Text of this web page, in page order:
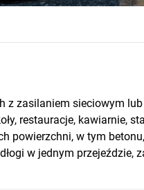
z zasilaniem sieciowym
restauracje, kawiarnie,
powierzchni, w tym
w jednym przejeździe,